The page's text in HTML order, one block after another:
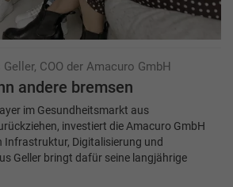
COO der Amacuro GmbH
andere bremsen
im Gesundheitsmarkt aus
investiert die Amacuro GmbH
Infrastruktur, Digitalisierung und
Geller bringt dafür seine langjährige